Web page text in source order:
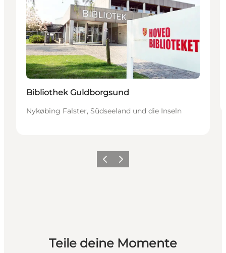
Bibliothek Guldborgsund
Nykøbing Falster, Südseeland und die Inseln
ZurückWeiter
Teile deine Momente